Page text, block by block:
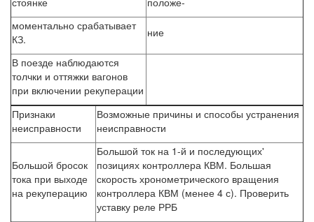
моментально срабатывает
КЗ.
ние
В поезде наблюдаются
толчки и оттяжки вагонов
при включении рекуперации
Признаки
неисправности
Возможные причины и способы устранения
неисправности
Большой бросок
тока при выходе
на рекуперацию
Большой ток на 1-й и последующих'
позициях контроллера КВМ. Большая
скорость хронометрического вращения
контроллера КВМ (менее 4 с). Проверить
уставку реле РРБ